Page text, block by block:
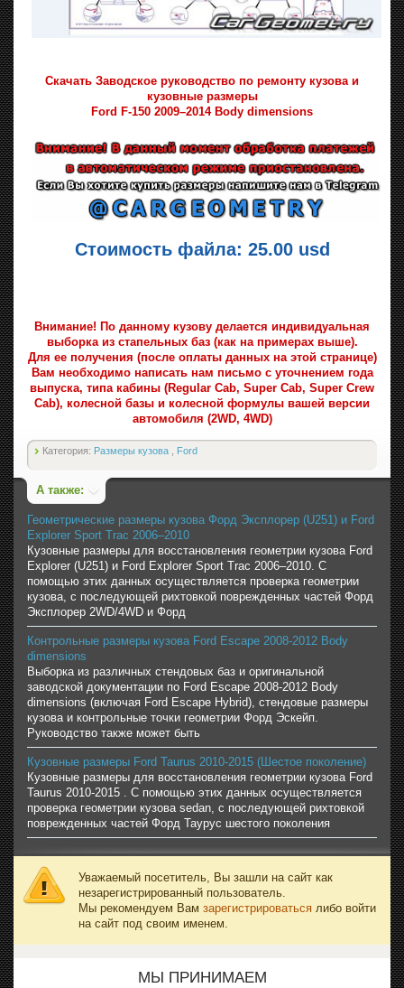
Скачать Заводское руководство по ремонту кузова и
кузовные размеры
Ford F-150 2009–2014 Body dimensions
Стоимость файла: 25.00 usd
Внимание! По данному кузову делается индивидуальная
выборка из стапельных баз (как на примерах выше).
Для ее получения (после оплаты данных на этой странице)
Вам необходимо написать нам письмо с уточнением года
выпуска, типа кабины (Regular Cab, Super Cab, Super Crew
Cab), колесной базы и колесной формулы вашей версии
автомобиля (2WD, 4WD)
Категория: Размеры кузова Ford
А также:
Геометрические размеры кузова Форд Эксплорер (U251) и Ford
Explorer Sport Trac 2006–2010
Кузовные размеры для восстановления геометрии кузова Ford
Explorer (U251) и Ford Explorer Sport Trac 2006–2010. С
помощью этих данных осуществляется проверка геометрии
кузова, с последующей рихтовкой поврежденных частей Форд
Эксплорер 2WD/4WD и Форд
Контрольные размеры кузова Ford Escape 2008-2012 Body
dimensions
Выборка из различных стендовых баз и оригинальной
заводской документации по Ford Escape 2008-2012 Body
dimensions (включая Ford Escape Hybrid), стендовые размеры
кузова и контрольные точки геометрии Форд Эскейп.
Руководство также может быть
Кузовные размеры Ford Taurus 2010-2015 (Шестое поколение)
Кузовные размеры для восстановления геометрии кузова Ford
Taurus 2010-2015 . С помощью этих данных осуществляется
проверка геометрии кузова sedan, с последующей рихтовкой
поврежденных частей Форд Таурус шестого поколения
Уважаемый посетитель, Вы зашли на сайт как
незарегистрированный пользователь.
Мы рекомендуем Вам зарегистрироваться либо войти
на сайт под своим именем.
МЫ ПРИНИМАЕМ